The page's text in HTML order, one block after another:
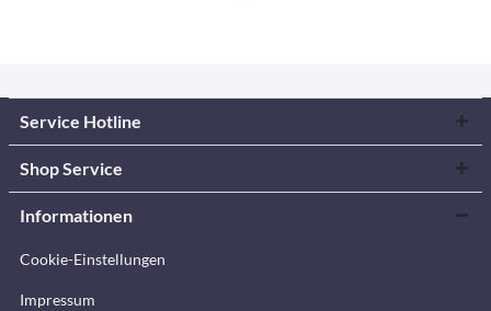
Service Hotline
Shop Service
Informationen
Cookie-Einstellungen
Impressum